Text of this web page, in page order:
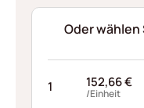
Oder
1 152,66€
/Einheit